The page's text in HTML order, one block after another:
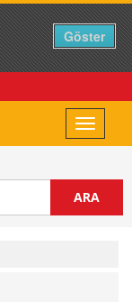
Toggle
ARA
Göster